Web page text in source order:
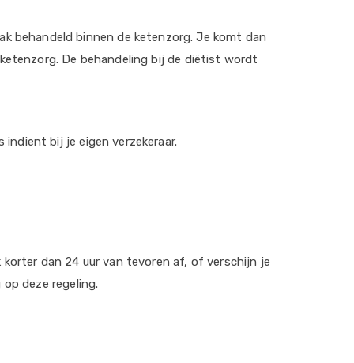
behandeld binnen de ketenzorg. Je komt dan
De behandeling bij de diëtist wordt
bij je eigen verzekeraar.
dan 24 uur van tevoren af, of verschijn je
deze regeling.